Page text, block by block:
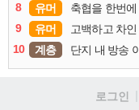
8
유머 축협을 한번
9
유머 고백하고 차
10
계층 단지 내 방송 아나운서를
로그인